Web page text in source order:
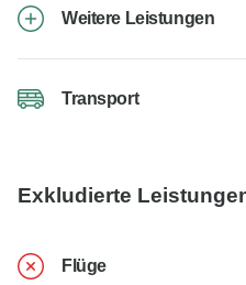
Weitere Leistungen
Transport
Exkludierte
Flüge